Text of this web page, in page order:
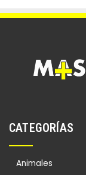
CATEGORÍAS
Animales